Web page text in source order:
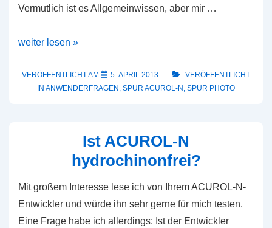
Vermutlich ist es Allgemeinwissen, aber mir …
Haltbarkeit
ACUROL-
weiter lesen »
VERÖFFENTLICHT AM 5. APRIL 2013
VERÖFFENTLICHT
IN ANWENDERFRAGEN , SPUR ACUROL-N , SPUR PHOTO
Ist ACUROL-N
hydrochinonfrei?
Mit großem Interesse lese ich von Ihrem ACUROL-N-
Entwickler und würde ihn sehr gerne für mich testen.
Eine Frage habe ich allerdings: Ist der Entwickler